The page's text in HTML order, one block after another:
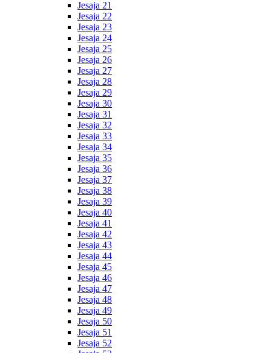
Jesaja 21
Jesaja 22
Jesaja 23
Jesaja 24
Jesaja 25
Jesaja 26
Jesaja 27
Jesaja 28
Jesaja 29
Jesaja 30
Jesaja 31
Jesaja 32
Jesaja 33
Jesaja 34
Jesaja 35
Jesaja 36
Jesaja 37
Jesaja 38
Jesaja 39
Jesaja 40
Jesaja 41
Jesaja 42
Jesaja 43
Jesaja 44
Jesaja 45
Jesaja 46
Jesaja 47
Jesaja 48
Jesaja 49
Jesaja 50
Jesaja 51
Jesaja 52